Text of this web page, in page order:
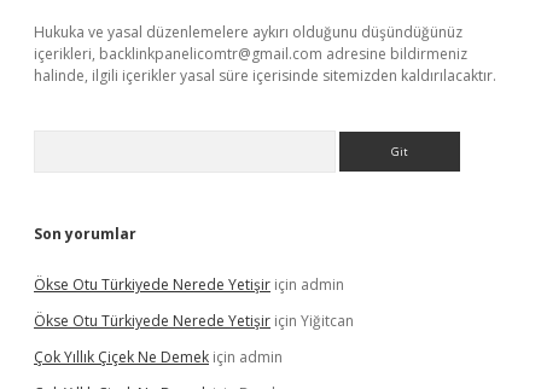
Hukuka ve yasal düzenlemelere aykırı olduğunu düşündüğünüz
içerikleri, backlinkpanelicomtr@gmail.com adresine bildirmeniz
halinde, ilgili içerikler yasal süre içerisinde sitemizden kaldırılacaktır.
Son yorumlar
Ökse Otu Türkiyede Nerede Yetişir için admin
Ökse Otu Türkiyede Nerede Yetişir için Yiğitcan
Çok Yıllık Çiçek Ne Demek için admin